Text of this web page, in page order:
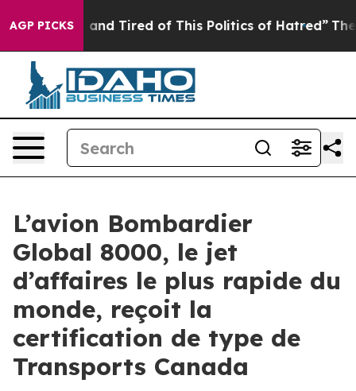
AGP PICKS
and Tired of This Politics of Hatred” The Story
L’avion Bombardier
Global 8000, le jet
d’affaires le plus rapide du
monde, reçoit la
certification de type de
Transports Canada